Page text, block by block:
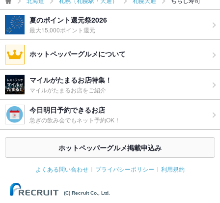
夏のポイント還元祭2026
最大15,000ポイント還元
ホットペッパーグルメについて
マイルがたまるお店特集！
マイルがたまるお店をご紹介
今日明日予約できるお店
急ぎの飲み会でもネット予約OK！
ホットペッパーグルメ掲載申込み
よくある問い合わせ プライバシーポリシー 利用規約
(C) Recruit Co., Ltd.